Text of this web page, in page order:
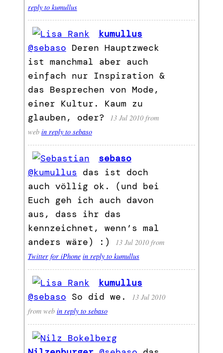
reply to kumullus
kumullus
@sebaso Deren Hauptzweck
ist manchmal aber auch
einfach nur Inspiration &
das Besprechen von Mode,
einer Kultur. Kaum zu
glauben, oder?
13 Jul 2010 from
web in reply to sebaso
sebaso
@kumullus das ist doch
auch völlig ok. (und bei
Euch geh ich auch davon
aus, dass ihr das
kennzeichnet, wenn’s mal
anders wäre) :)
13 Jul 2010 from
Twitter for iPhone in reply to kumullus
kumullus
@sebaso So did we.
13 Jul 2010
from web in reply to sebaso